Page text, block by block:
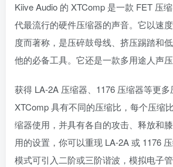
Kiive Audio 的 XTComp 是一款 FET 压
代最流行的硬件压缩器的声音。它以速
度而著称，是压碎鼓母线、挤压踢踏和
他的必备工具。它还是一款多用途人声压
获得 LA-2A 压缩器、1176 压缩器等更
XTComp 具有不同的压缩比，每个压缩
缩器使用，并具有各自的攻击、释放和
用的设置，你可以重现 LA-2A 或 1176
模式可引入二阶或三阶谐波，模拟电子